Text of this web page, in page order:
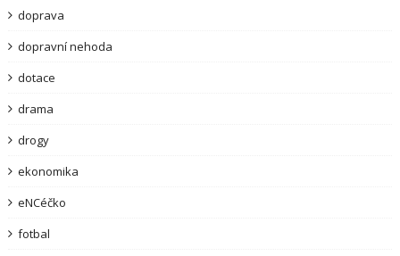
doprava
dopravní nehoda
dotace
drama
drogy
ekonomika
eNCéčko
fotbal